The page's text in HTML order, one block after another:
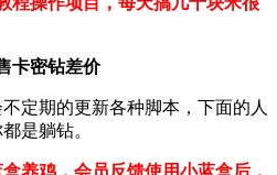
卡密钻差价
定期的更新各种脚本，下面的人
是躺钻。
养鸡，会员反馈使用小蓝盒后，